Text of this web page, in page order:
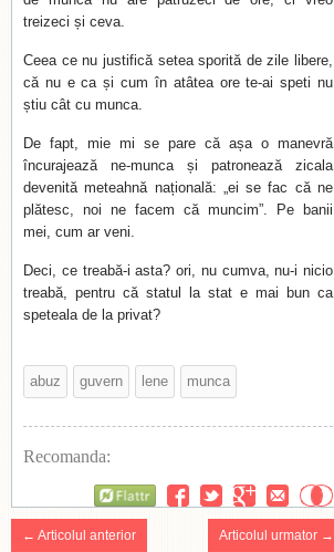
treizeci și ceva.
Ceea ce nu justifică setea sporită de zile libere,
că nu e ca și cum în atâtea ore te-ai speti nu
știu cât cu munca.
De fapt, mie mi se pare că așa o manevră
încurajează ne-munca și patronează zicala
devenită meteahnă națională: „ei se fac că ne
plătesc, noi ne facem că muncim”. Pe banii
mei, cum ar veni.
Deci, ce treabă-i asta? ori, nu cumva, nu-i nicio
treabă, pentru că statul la stat e mai bun ca
speteala de la privat?
abuz guvern lene munca
Recomanda:
← Articolul anterior Articolul urmator →